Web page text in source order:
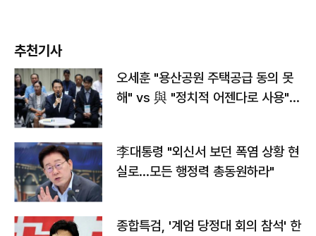
추천기사
오세훈 "용산공원 주택공급 동의 못
해" vs 與 "정치적 어젠다로 사용"
李대통령 "외신서 보던 폭염 상황 현
실로…모든 행정력 총동원하라"
종합특검, '계엄 당정대 회의 참석' 한